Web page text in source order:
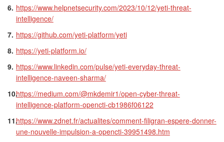
https://www.helpnetsecurity.com/2023/10/12/yeti-threat-
intelligence/
https://github.com/yeti-platform/yeti
https://yeti-platform.io/
https://www.linkedin.com/pulse/yeti-everyday-threat-
intelligence-naveen-sharma/
https://medium.com/@mkdemir1/open-cyber-threat-
intelligence-platform-opencti-cb1986f06122
https://www.zdnet.fr/actualites/comment-filigran-espere-donner-
une-nouvelle-impulsion-a-opencti-39951498.htm